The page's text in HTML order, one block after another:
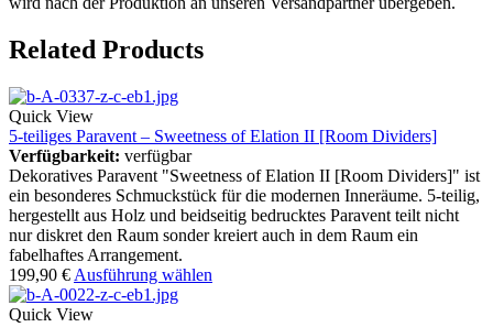
Related Products
Quick View
5-teiliges Paravent – Sweetness of Elation II [Room Dividers]
Verfügbarkeit: verfügbar
Dekoratives Paravent "Sweetness of Elation II [Room Dividers]" ist
ein besonderes Schmuckstück für die modernen Inneräume. 5-teilig,
hergestellt aus Holz und beidseitig bedrucktes Paravent teilt nicht
nur diskret den Raum sonder kreiert auch in dem Raum ein
fabelhaftes Arrangement.
199,90 € Ausführung wählen
Quick View